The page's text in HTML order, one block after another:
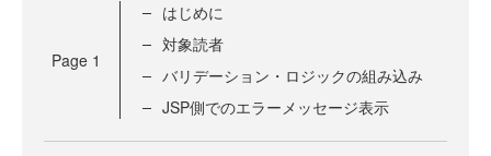
Page 1
はじめに
対象読者
バリデーション・ロジックの組み込み
JSP側でのエラーメッセージ表示